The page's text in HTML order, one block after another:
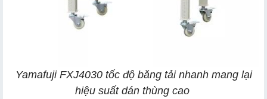
Yamafuji FXJ4030 tốc độ băng tải nhanh mang lại
hiệu suất dán thùng cao